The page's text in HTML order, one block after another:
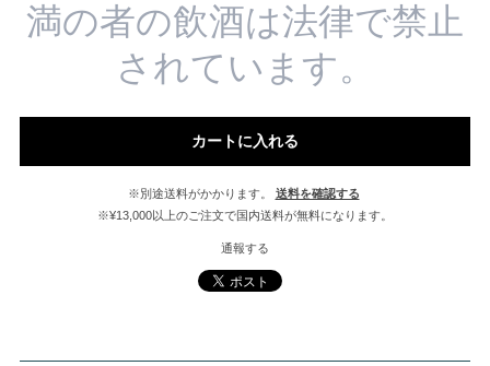
満の者の飲酒は法律で禁止
されています。
カートに入れる
※別途送料がかかります。
送料を確認する
※¥13,000以上のご注文で国内送料が無料になります。
通報する